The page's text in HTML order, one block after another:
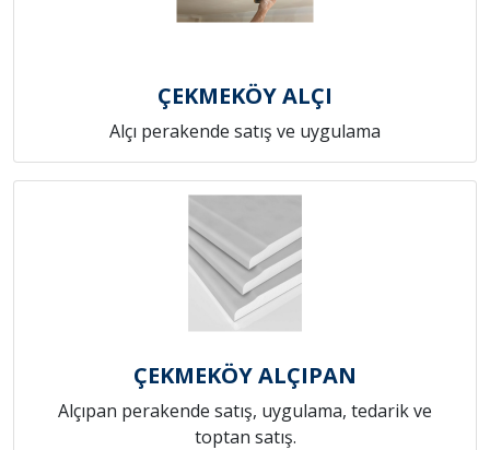
ÇEKMEKÖY ALÇI
Alçı perakende satış ve uygulama
ÇEKMEKÖY ALÇIPAN
Alçıpan perakende satış, uygulama, tedarik ve
toptan satış.